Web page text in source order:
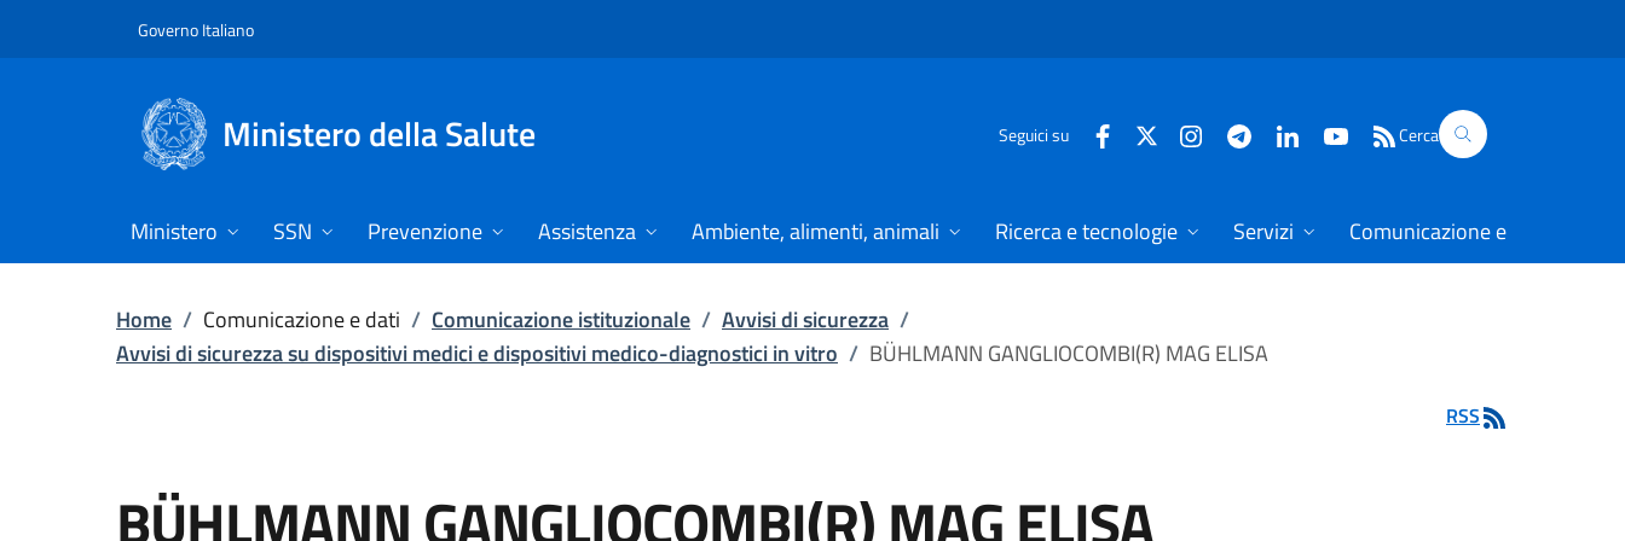
Governo Italiano
Ministero della Salute Seguici su Cerca
Ministero SSN Prevenzione Assistenza Ambiente, alimenti, animali Ricerca e tecnologie Servizi Comunicazione e dati
Home / Comunicazione e dati / Comunicazione istituzionale / Avvisi di sicurezza /
Avvisi di sicurezza su dispositivi medici e dispositivi medico-diagnostici in vitro / BÜHLMANN GANGLIOCOMBI(R) MAG ELISA
RSS